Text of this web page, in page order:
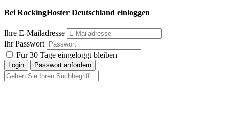
Bei RockingHoster Deutschland einloggen
Ihre E-Mailadresse
Ihr Passwort
Für 30 Tage eingeloggt bleiben
Login Passwort anfordern